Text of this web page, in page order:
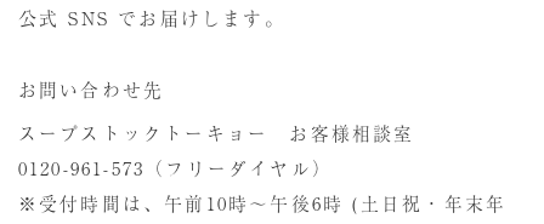
公式 SNS でお届けします。
お問い合わせ先
スープストックトーキョー お客様相談室
0120-961-573 （フリーダイヤル）
※受付時間は、午前10時～午後6時 (土日祝・年末年